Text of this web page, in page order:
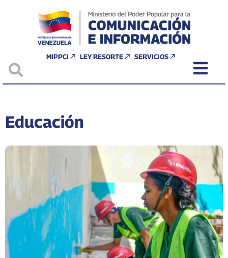
MIPPCI LEY RESORTE SERVICIOS
Educación